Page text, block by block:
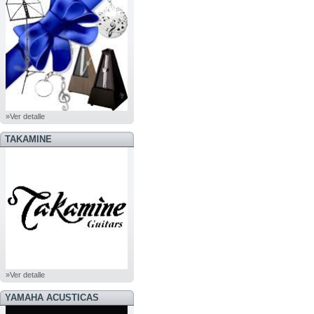
»Ver detalle
TAKAMINE
»Ver detalle
YAMAHA ACUSTICAS